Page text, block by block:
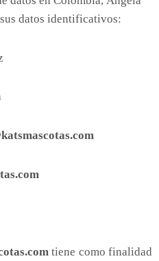
datos identificativos:
tiene como finalidad